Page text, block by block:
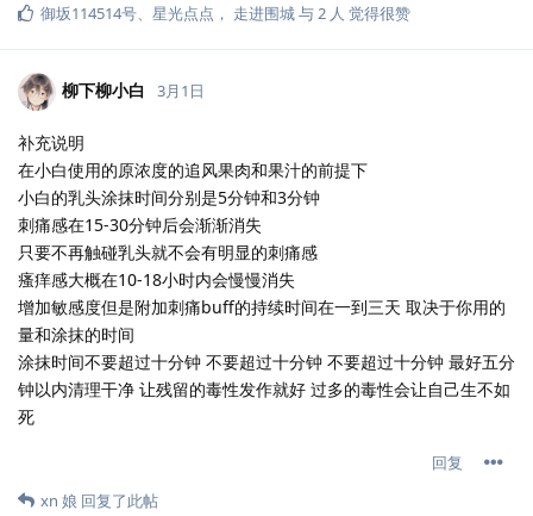
御坂114514号、 星光点点 ， 走进围城与2 人 觉得很赞
柳下柳小白 3月1日
补充说明
在小白使用的原浓度的追风果肉和果汁的前提下
小白的乳头涂抹时间分别是5分钟和3分钟
刺痛感在15-30分钟后会渐渐消失
只要不再触碰乳头就不会有明显的刺痛感
瘙痒感大概在10-18小时内会慢慢消失
增加敏感度但是附加刺痛buff的持续时间在一到三天 取决于你用的
量和涂抹的时间
涂抹时间不要超过十分钟 不要超过十分钟 不要超过十分钟 最好五分
钟以内清理干净 让残留的毒性发作就好 过多的毒性会让自己生不如
死
回复
xn 娘 回复了此帖